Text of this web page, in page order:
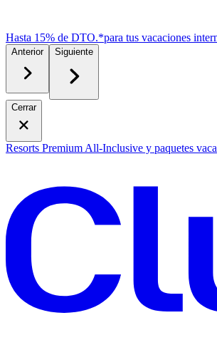
Hasta 15% de DTO.*para tus vacaciones
Anterior Siguiente
Cerrar
Resorts Premium All-Inclusive y paquetes